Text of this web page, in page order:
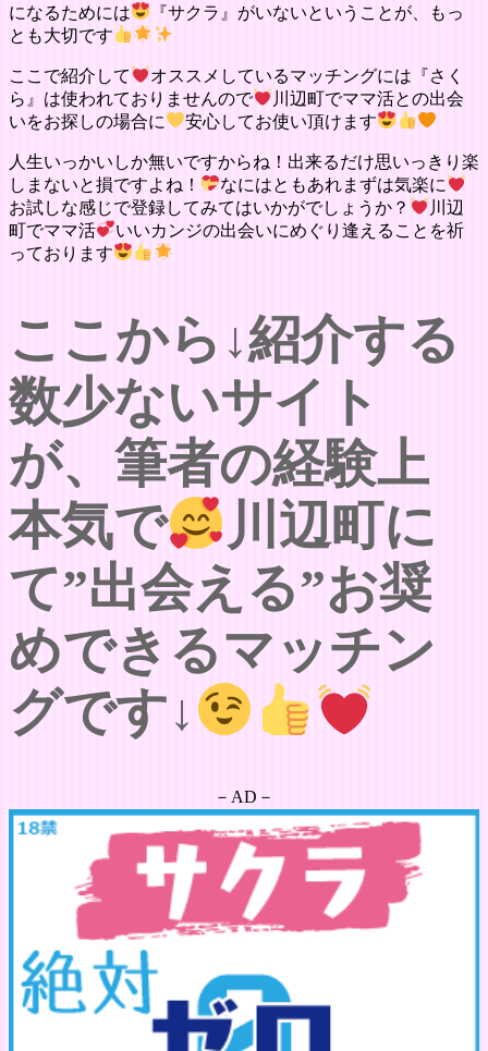
になるためには
『サクラ』がいないということが、もっ
とも大切です
ここで紹介して
オススメしているマッチングには『さく
ら』は使われておりませんので
川辺町でママ活との出会
いをお探しの場合に
安心してお使い頂けます
人生いっかいしか無いですからね！出来るだけ思いっきり楽
しまないと損ですよね！
なにはともあれまずは気楽に
お試しな感じで登録してみてはいかがでしょうか？
川辺
町でママ活
いいカンジの出会いにめぐり逢えることを祈
っております
ここから↓紹介する
数少ないサイト
が、筆者の経験上
本気で
川辺町に
て”出会える”お奨
めできるマッチン
グです↓
－AD－